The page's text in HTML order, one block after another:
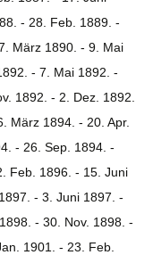
- 28. Feb. 1889. -
März 1890. - 9. Mai
- 7. Mai 1892. -
1892. - 2. Dez. 1892.
März 1894. - 20. Apr.
- 26. Sep. 1894. -
Feb. 1896. - 15. Juni
- 3. Juni 1897. -
- 30. Nov. 1898. -
1901. - 23. Feb.